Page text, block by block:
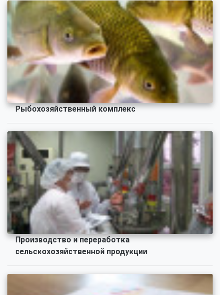
Рыбохозяйственный комплекс
Производство и переработка
сельскохозяйственной продукции